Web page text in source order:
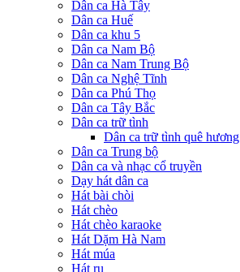
Dân ca Hà Tây
Dân ca Huế
Dân ca khu 5
Dân ca Nam Bộ
Dân ca Nam Trung Bộ
Dân ca Nghệ Tĩnh
Dân ca Phú Thọ
Dân ca Tây Bắc
Dân ca trữ tình
Dân ca trữ tình quê hương
Dân ca Trung bộ
Dân ca và nhạc cổ truyền
Dạy hát dân ca
Hát bài chòi
Hát chèo
Hát chèo karaoke
Hát Dặm Hà Nam
Hát múa
Hát ru